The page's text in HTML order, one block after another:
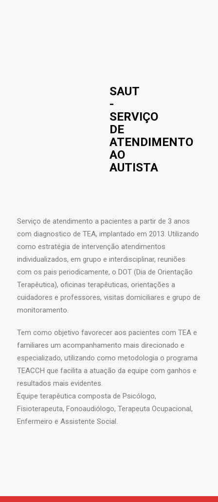
SAUT
-
SERVIÇO
DE
ATENDIMENTO
AO
AUTISTA
Serviço de atendimento a pacientes a partir de 3 anos
com diagnostico de TEA, implantado em 2013. Utilizando
como estratégia de intervenção atendimentos
individualizados, em grupo e interdisciplinar, reuniões
com os pais periodicamente, o DOT (Dia de Orientação
Terapêutica), oficinas terapêuticas, orientações a
cuidadores e professores, visitas domiciliares e grupo de
monitoramento.
Tem como objetivo favorecer aos pacientes com TEA e
familiares um acompanhamento mais direcionado e
especializado, utilizando como metodologia o programa
TEACCH que facilita a atuação da equipe com ganhos e
resultados mais evidentes.
Equipe terapêutica composta de Psicólogo,
Fisioterapeuta, Fonoaudiólogo, Terapeuta Ocupacional,
Enfermeiro e Assistente Social.